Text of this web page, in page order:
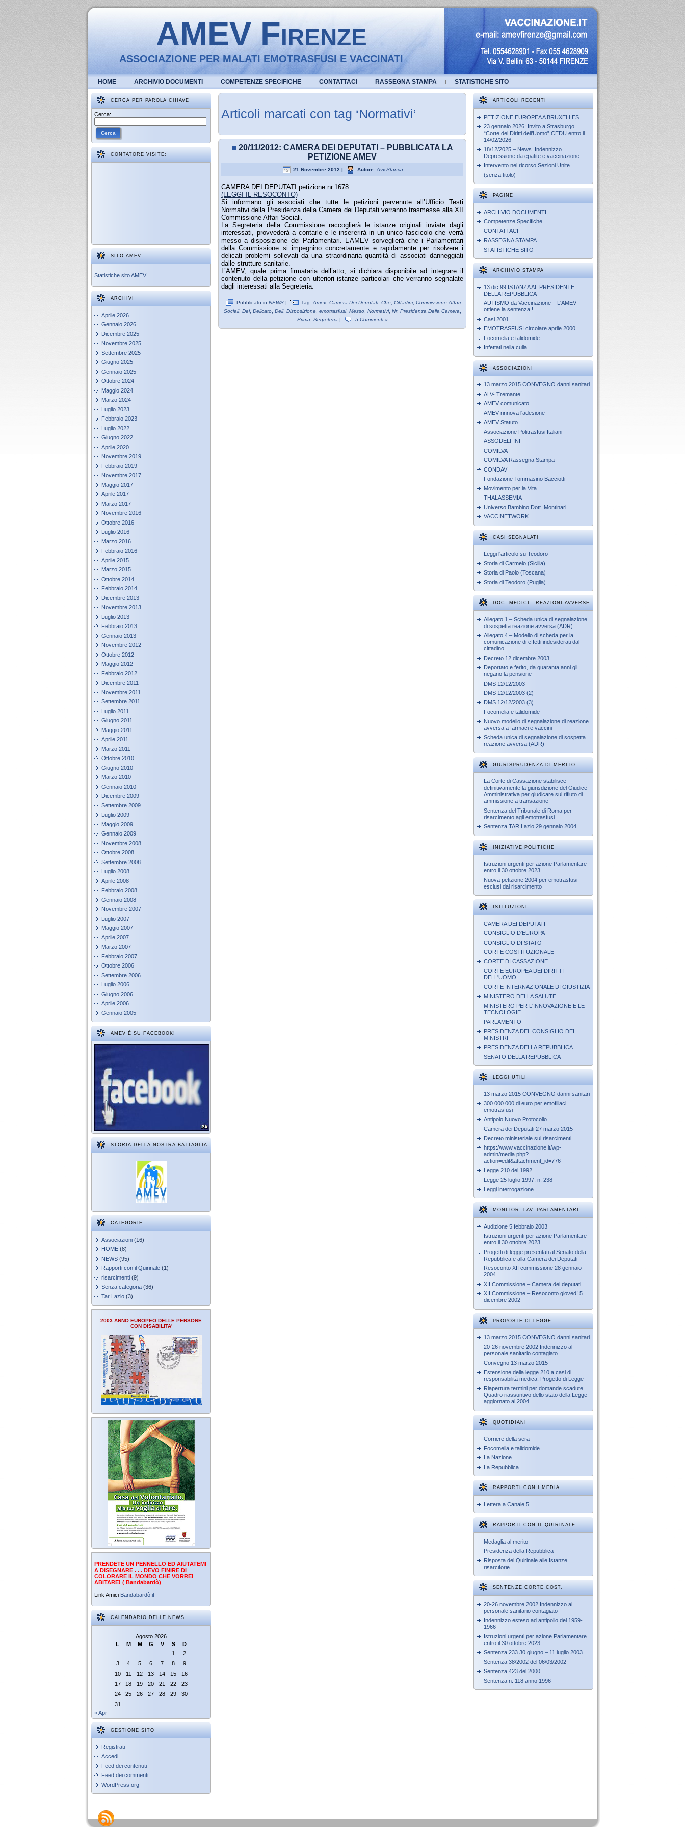
AMEV Firenze
ASSOCIAZIONE PER MALATI EMOTRASFUSI E VACCINATI
HOME ARCHIVIO DOCUMENTI COMPETENZE SPECIFICHE CONTATTACI RASSEGNA STAMPA STATISTICHE SITO
CERCA PER PAROLA CHIAVE
Cerca:
Cerca
CONTATORE VISITE:
SITO AMEV
Statistiche sito AMEV
ARCHIVI
Aprile 2026
Gennaio 2026
Dicembre 2025
Novembre 2025
Settembre 2025
Giugno 2025
Gennaio 2025
Ottobre 2024
Maggio 2024
Marzo 2024
Luglio 2023
Febbraio 2023
Luglio 2022
Giugno 2022
Aprile 2020
Novembre 2019
Febbraio 2019
Novembre 2017
Maggio 2017
Aprile 2017
Marzo 2017
Novembre 2016
Ottobre 2016
Luglio 2016
Marzo 2016
Febbraio 2016
Aprile 2015
Marzo 2015
Ottobre 2014
Febbraio 2014
Dicembre 2013
Novembre 2013
Luglio 2013
Febbraio 2013
Gennaio 2013
Novembre 2012
Ottobre 2012
Maggio 2012
Febbraio 2012
Dicembre 2011
Novembre 2011
Settembre 2011
Luglio 2011
Giugno 2011
Maggio 2011
Aprile 2011
Marzo 2011
Ottobre 2010
Giugno 2010
Marzo 2010
Gennaio 2010
Dicembre 2009
Settembre 2009
Luglio 2009
Maggio 2009
Gennaio 2009
Novembre 2008
Ottobre 2008
Settembre 2008
Luglio 2008
Aprile 2008
Febbraio 2008
Gennaio 2008
Novembre 2007
Luglio 2007
Maggio 2007
Aprile 2007
Marzo 2007
Febbraio 2007
Ottobre 2006
Settembre 2006
Luglio 2006
Giugno 2006
Aprile 2006
Gennaio 2005
AMEV È SU FACEBOOK!
STORIA DELLA NOSTRA BATTAGLIA
CATEGORIE
Associazioni (16)
HOME (8)
NEWS (95)
Rapporti con il Quirinale (1)
risarcimenti (9)
Senza categoria (36)
Tar Lazio (3)
2003 ANNO EUROPEO DELLE PERSONE
CON DISABILITA'
PRENDETE UN PENNELLO ED AIUTATEMI
A DISEGNARE . . . DEVO FINIRE DI
COLORARE IL MONDO CHE VORREI
ABITARE! ( Bandabardò)
Link Amici Bandabardò.it
CALENDARIO DELLE NEWS
Agosto 2026
L
M M G V S
D
1
2
3
4 5 6 7 8
9
10
11 12 13 14 15
16
17
18 19 20 21 22
23
24
25 26 27 28 29
30
31
« Apr
GESTIONE SITO
Registrati
Accedi
Feed dei contenuti
Feed dei commenti
WordPress.org
Articoli marcati con tag ‘Normativi’
20/11/2012: CAMERA DEI DEPUTATI – PUBBLICATA LA
PETIZIONE AMEV
21 Novembre 2012 | Autore: Avv.Stanca
CAMERA DEI DEPUTATI petizione nr.1678
(LEGGI IL RESOCONTO)
Si informano gli associati che tutte le petizioni pervenute all’Ufficio Testi
Normativi della Presidenza della Camera dei Deputati verranno trasmesse alla XII
Commissione Affari Sociali.
La Segreteria della Commissione raccoglierà le istanze originali inviate dagli
interessati, provvederà a contarle e le insererirà in un unico fascicolo che verrà
messo a disposizione dei Parlamentari. L’AMEV sorveglierà che i Parlamentari
della Commissione si impegnino concretamente e rapidamente per risolvere i
delicati problemi sollevati da una straordinaria quantità di associati danneggiati
dalle strutture sanitarie.
L’AMEV, quale prima firmataria dell’atto, si dichiara disponibile ad integrare il
contenuto della petizione con ulteriori istanze particolari che verranno segnalate
dagli interessati alla Segreteria.
Pubblicato in NEWS | Tag: Amev, Camera Dei Deputati, Che Cittadini, Commissione Affari
Sociali, Dei, Delicato, Dell, Disposizione, emotrasfusi, Messo, Normativi, Nr, Presidenza Della Camera
Prima
Segreteria | 5 Commenti »
ARTICOLI RECENTI
PETIZIONE EUROPEA A BRUXELLES
23 gennaio 2026: Invito a Strasburgo
“Corte dei Diritti dell’Uomo” CEDU entro il
14/02/2026
18/12/2025 – News. Indennizzo
Depressione da epatite e vaccinazione.
Intervento nel ricorso Sezioni Unite
(senza titolo)
PAGINE
ARCHIVIO DOCUMENTI
Competenze Specifiche
CONTATTACI
RASSEGNA STAMPA
STATISTICHE SITO
ARCHIVIO STAMPA
13 dic 99 ISTANZA AL PRESIDENTE
DELLA REPUBBLICA
AUTISMO da Vaccinazione – L'AMEV
ottiene la sentenza !
Casi 2001
EMOTRASFUSI circolare aprile 2000
Focomelia e talidomide
Infettati nella culla
ASSOCIAZIONI
13 marzo 2015 CONVEGNO danni sanitari
ALV- Tremante
AMEV comunicato
AMEV rinnova l'adesione
AMEV Statuto
Associazione Politrasfusi Italiani
ASSODELFINI
COMILVA
COMILVA Rassegna Stampa
CONDAV
Fondazione Tommasino Bacciotti
Movimento per la Vita
THALASSEMIA
Universo Bambino Dott. Montinari
VACCINETWORK
CASI SEGNALATI
Leggi l'articolo su Teodoro
Storia di Carmelo (Sicilia)
Storia di Paolo (Toscana)
Storia di Teodoro (Puglia)
DOC. MEDICI - REAZIONI AVVERSE
Allegato 1 – Scheda unica di segnalazione
di sospetta reazione avversa (ADR)
Allegato 4 – Modello di scheda per la
comunicazione di effetti indesiderati dal
cittadino
Decreto 12 dicembre 2003
Deportato e ferito, da quaranta anni gli
negano la pensione
DMS 12/12/2003
DMS 12/12/2003 (2)
DMS 12/12/2003 (3)
Focomelia e talidomide
Nuovo modello di segnalazione di reazione
avversa a farmaci e vaccini
Scheda unica di segnalazione di sospetta
reazione avversa (ADR)
GIURISPRUDENZA DI MERITO
La Corte di Cassazione stabilisce
definitivamente la giurisdizione del Giudice
Amministrativa per giudicare sul rifiuto di
ammissione a transazione
Sentenza del Tribunale di Roma per
risarcimento agli emotrasfusi
Sentenza TAR Lazio 29 gennaio 2004
INIZIATIVE POLITICHE
Istruzioni urgenti per azione Parlamentare
entro il 30 ottobre 2023
Nuova petizione 2004 per emotrasfusi
esclusi dal risarcimento
ISTITUZIONI
CAMERA DEI DEPUTATI
CONSIGLIO D'EUROPA
CONSIGLIO DI STATO
CORTE COSTITUZIONALE
CORTE DI CASSAZIONE
CORTE EUROPEA DEI DIRITTI
DELL'UOMO
CORTE INTERNAZIONALE DI GIUSTIZIA
MINISTERO DELLA SALUTE
MINISTERO PER L'INNOVAZIONE E LE
TECNOLOGIE
PARLAMENTO
PRESIDENZA DEL CONSIGLIO DEI
MINISTRI
PRESIDENZA DELLA REPUBBLICA
SENATO DELLA REPUBBLICA
LEGGI UTILI
13 marzo 2015 CONVEGNO danni sanitari
300.000.000 di euro per emofiliaci
emotrasfusi
Antipolo Nuovo Protocollo
Camera dei Deputati 27 marzo 2015
Decreto ministeriale sui risarcimenti
https://www.vaccinazione.it/wp-
admin/media.php?
action=edit&attachment_id=776
Legge 210 del 1992
Legge 25 luglio 1997, n. 238
Leggi interrogazione
MONITOR. LAV. PARLAMENTARI
Audizione 5 febbraio 2003
Istruzioni urgenti per azione Parlamentare
entro il 30 ottobre 2023
Progetti di legge presentati al Senato della
Repubblica e alla Camera dei Deputati
Resoconto XII commissione 28 gennaio
2004
XII Commissione – Camera dei deputati
XII Commissione – Resoconto giovedì 5
dicembre 2002
PROPOSTE DI LEGGE
13 marzo 2015 CONVEGNO danni sanitari
20-26 novembre 2002 Indennizzo al
personale sanitario contagiato
Convegno 13 marzo 2015
Estensione della legge 210 a casi di
responsabilità medica. Progetto di Legge
Riapertura termini per domande scadute.
Quadro riassuntivo dello stato della Legge
aggiornato al 2004
QUOTIDIANI
Corriere della sera
Focomelia e talidomide
La Nazione
La Repubblica
RAPPORTI CON I MEDIA
Lettera a Canale 5
RAPPORTI CON IL QUIRINALE
Medaglia al merito
Presidenza della Repubblica
Risposta del Quirinale alle Istanze
risarcitorie
SENTENZE CORTE COST.
20-26 novembre 2002 Indennizzo al
personale sanitario contagiato
Indennizzo esteso ad antipolio del 1959-
1966
Istruzioni urgenti per azione Parlamentare
entro il 30 ottobre 2023
Sentenza 233 30 giugno – 11 luglio 2003
Sentenza 38/2002 del 06/03/2002
Sentenza 423 del 2000
Sentenza n. 118 anno 1996